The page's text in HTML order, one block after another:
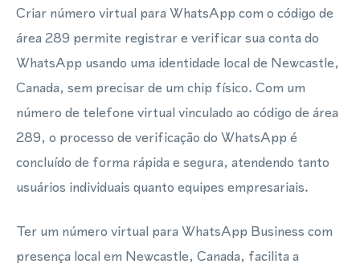
Criar número virtual para WhatsApp com o código de
área 289 permite registrar e verificar sua conta do
WhatsApp usando uma identidade local de Newcastle,
Canada, sem precisar de um chip físico. Com um
número de telefone virtual vinculado ao código de área
289, o processo de verificação do WhatsApp é
concluído de forma rápida e segura, atendendo tanto
usuários individuais quanto equipes empresariais.
Ter um número virtual para WhatsApp Business com
presença local em Newcastle, Canada, facilita a